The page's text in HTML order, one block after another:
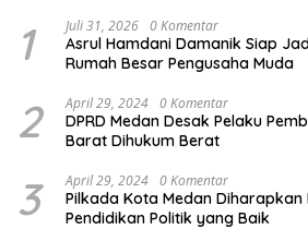
1 Juli 31, 2026 0 Komentar
Asrul Hamdani Damanik Siap
Rumah Besar Pengusaha Muda
2 April 29, 2024 0 Komentar
DPRD Medan Desak Pelaku
Barat Dihukum Berat
3 April 29, 2024 0 Komentar
Pilkada Kota Medan Diharapkan
Pendidikan Politik yang Baik